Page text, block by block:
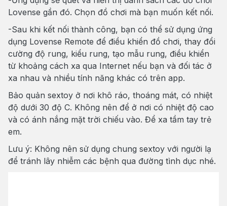
Lovense gần đó. Chọn đồ chơi mà bạn muốn kết nối.
-Sau khi kết nối thành công, bạn có thể sử dụng ứng
dụng Lovense Remote để điều khiển đồ chơi, thay đổi
cường độ rung, kiểu rung, tạo mẫu rung, điều khiển
từ khoảng cách xa qua Internet nếu bạn và đối tác ở
xa nhau và nhiều tính năng khác có trên app.
Bảo quản sextoy ở nơi khô ráo, thoáng mát, có nhiệt
độ dưới 30 độ C. Không nên để ở nơi có nhiệt độ cao
và có ánh nắng mặt trời chiếu vào. Để xa tầm tay trẻ
em.
Lưu ý: Không nên sử dụng chung sextoy với người lạ
để tránh lây nhiễm các bệnh qua đường tình dục nhé.